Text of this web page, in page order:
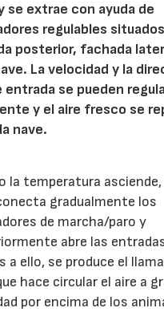
se extrae con ayuda de
regulables
posterior, fachada
La velocidad y la
entrada se pueden
y el aire fresco se
nave.
la temperatura
gradualmente los
de marcha/paro y
abre las
a ello, se produce el
hace circular el aire a
por encima de los